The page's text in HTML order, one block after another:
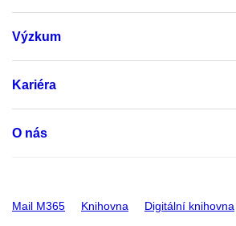
Výzkum
Kariéra
O nás
Mail M365 Knihovna Digitální knihovna